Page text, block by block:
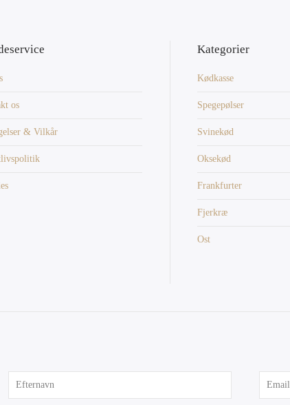
os
& Vilkår
Kategorier
Kødkasse
Spegepølser
Svinekød
Oksekød
Frankfurter
Fjerkræ
Ost